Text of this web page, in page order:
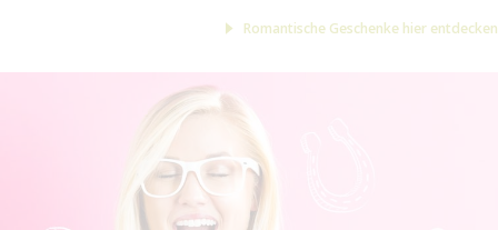
Romantische Geschenke hier entdecken